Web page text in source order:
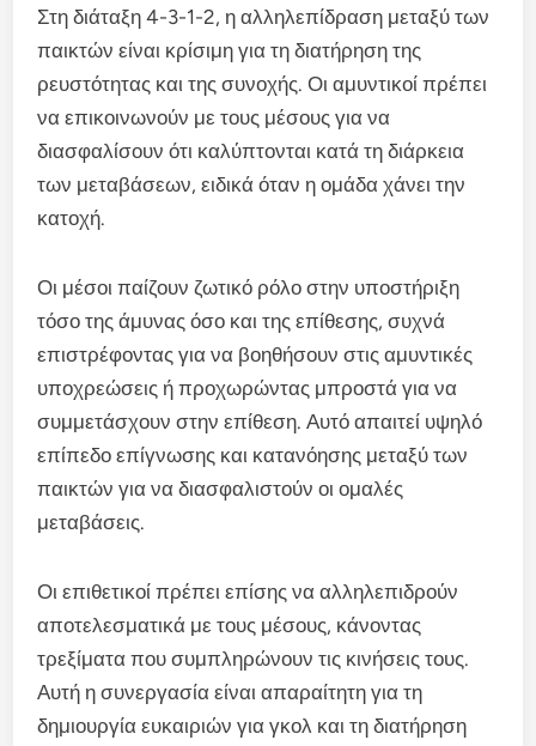
Στη διάταξη 4-3-1-2, η αλληλεπίδραση μεταξύ των
παικτών είναι κρίσιμη για τη διατήρηση της
ρευστότητας και της συνοχής. Οι αμυντικοί πρέπει
να επικοινωνούν με τους μέσους για να
διασφαλίσουν ότι καλύπτονται κατά τη διάρκεια
των μεταβάσεων, ειδικά όταν η ομάδα χάνει την
κατοχή.
Οι μέσοι παίζουν ζωτικό ρόλο στην υποστήριξη
τόσο της άμυνας όσο και της επίθεσης, συχνά
επιστρέφοντας για να βοηθήσουν στις αμυντικές
υποχρεώσεις ή προχωρώντας μπροστά για να
συμμετάσχουν στην επίθεση. Αυτό απαιτεί υψηλό
επίπεδο επίγνωσης και κατανόησης μεταξύ των
παικτών για να διασφαλιστούν οι ομαλές
μεταβάσεις.
Οι επιθετικοί πρέπει επίσης να αλληλεπιδρούν
αποτελεσματικά με τους μέσους, κάνοντας
τρεξίματα που συμπληρώνουν τις κινήσεις τους.
Αυτή η συνεργασία είναι απαραίτητη για τη
δημιουργία ευκαιριών για γκολ και τη διατήρηση